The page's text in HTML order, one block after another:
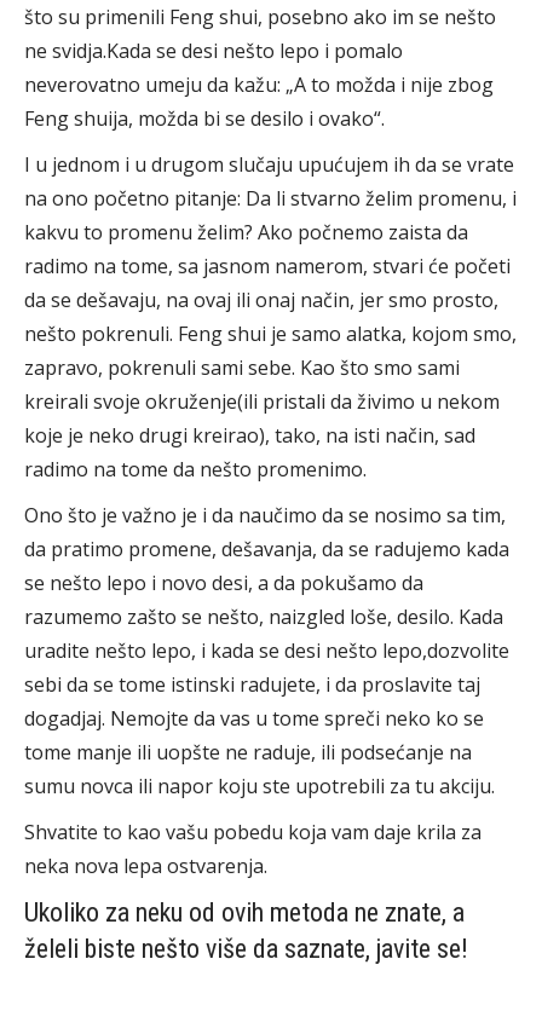
što su primenili Feng shui, posebno ako im se nešto
ne svidja.Kada se desi nešto lepo i pomalo
neverovatno umeju da kažu: „A to možda i nije zbog
Feng shuija, možda bi se desilo i ovako“.
I u jednom i u drugom slučaju upućujem ih da se vrate
na ono početno pitanje: Da li stvarno želim promenu, i
kakvu to promenu želim? Ako počnemo zaista da
radimo na tome, sa jasnom namerom, stvari će početi
da se dešavaju, na ovaj ili onaj način, jer smo prosto,
nešto pokrenuli. Feng shui je samo alatka, kojom smo,
zapravo, pokrenuli sami sebe. Kao što smo sami
kreirali svoje okruženje(ili pristali da živimo u nekom
koje je neko drugi kreirao), tako, na isti način, sad
radimo na tome da nešto promenimo.
Ono što je važno je i da naučimo da se nosimo sa tim,
da pratimo promene, dešavanja, da se radujemo kada
se nešto lepo i novo desi, a da pokušamo da
razumemo zašto se nešto, naizgled loše, desilo. Kada
uradite nešto lepo, i kada se desi nešto lepo,dozvolite
sebi da se tome istinski radujete, i da proslavite taj
dogadjaj. Nemojte da vas u tome spreči neko ko se
tome manje ili uopšte ne raduje, ili podsećanje na
sumu novca ili napor koju ste upotrebili za tu akciju.
Shvatite to kao vašu pobedu koja vam daje krila za
neka nova lepa ostvarenja.
Ukoliko za neku od ovih metoda ne znate, a
želeli biste nešto više da saznate, javite se!